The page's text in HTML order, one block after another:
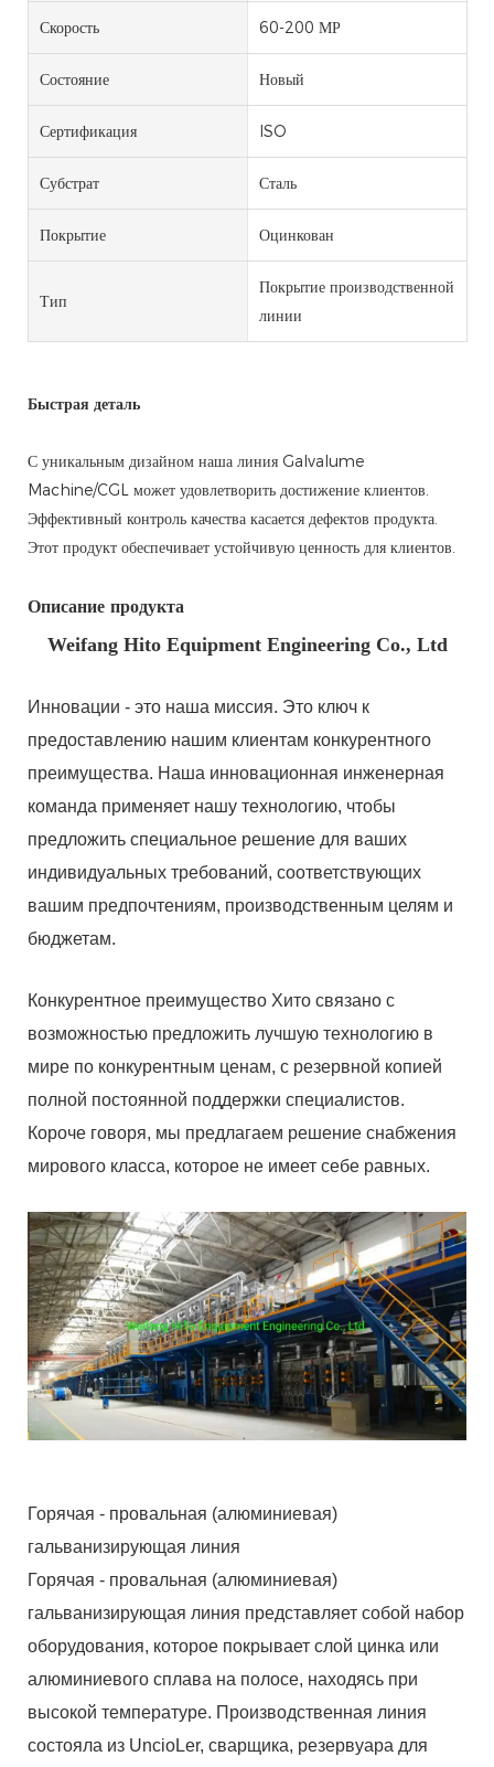
Скорость 60-200 МР
Состояние Новый
Сертификация ISO
Субстрат Сталь
Покрытие Оцинкован
Тип
Покрытие производственной
линии
Быстрая деталь
С уникальным дизайном наша линия Galvalume
Machine/CGL может удовлетворить достижение клиентов.
Эффективный контроль качества касается дефектов продукта.
Этот продукт обеспечивает устойчивую ценность для клиентов.
Описание продукта
Weifang Hito Equipment Engineering Co., Ltd
Инновации - это наша миссия. Это ключ к
предоставлению нашим клиентам конкурентного
преимущества. Наша инновационная инженерная
команда применяет нашу технологию, чтобы
предложить специальное решение для ваших
индивидуальных требований, соответствующих
вашим предпочтениям, производственным целям и
бюджетам.
Конкурентное преимущество Хито связано с
возможностью предложить лучшую технологию в
мире по конкурентным ценам, с резервной копией
полной постоянной поддержки специалистов.
Короче говоря, мы предлагаем решение снабжения
мирового класса, которое не имеет себе равных.
Горячая - провальная (алюминиевая)
гальванизирующая линия
Горячая - провальная (алюминиевая)
гальванизирующая линия представляет собой набор
оборудования, которое покрывает слой цинка или
алюминиевого сплава на полосе, находясь при
высокой температуре. Производственная линия
состояла из UncioLer, сварщика, резервуара для